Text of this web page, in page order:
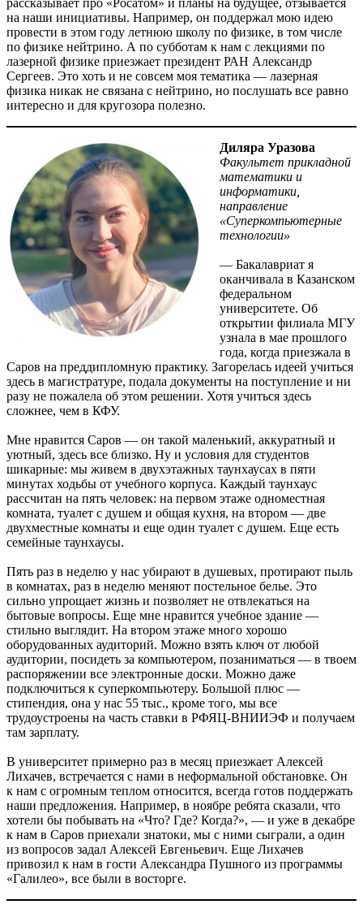
рассказывает про «Росатом» и планы на будущее, отзывается
на наши инициативы. Например, он поддержал мою идею
провести в этом году летнюю школу по физике, в том числе
по физике нейтрино. А по субботам к нам с лекциями по
лазерной физике приезжает президент РАН Александр
Сергеев. Это хоть и не совсем моя тематика — ​лазерная
физика никак не связана с нейтрино, но послушать все равно
интересно и для кругозора полезно.
Диляра Уразова
Факультет прикладной
математики и
информатики,
направление
«Суперкомпьютерные
технологии»
— Бакалавриат я
оканчивала в Казанском
федеральном
университете. Об
открытии филиала МГУ
узнала в мае прошлого
года, когда приезжала в
Саров на преддипломную практику. Загорелась идеей учиться
здесь в магистратуре, подала документы на поступление и ни
разу не пожалела об этом решении. Хотя учиться здесь
сложнее, чем в КФУ.
Мне нравится Саров — ​он такой маленький, аккуратный и
уютный, здесь все близко. Ну и условия для студентов
шикарные: мы живем в двухэтажных таунхаусах в пяти
минутах ходьбы от учебного корпуса. Каждый таунхаус
рассчитан на пять человек: на первом этаже одноместная
комната, туалет с душем и общая кухня, на втором — ​две
двухместные комнаты и еще один туалет с душем. Еще есть
семейные таунхаусы.
Пять раз в неделю у нас убирают в душевых, протирают пыль
в комнатах, раз в неделю меняют постельное белье. Это
сильно упрощает жизнь и позволяет не отвлекаться на
бытовые вопросы. Еще мне нравится учебное здание — ​
стильно выглядит. На втором этаже много хорошо
оборудованных аудиторий. Можно взять ключ от любой
аудитории, посидеть за компьютером, позаниматься — ​в твоем
распоряжении все электронные доски. Можно даже
подключиться к суперкомпьютеру. Большой плюс — ​
стипендия, она у нас 55 тыс., кроме того, мы все
трудоустроены на часть ставки в РФЯЦ-ВНИИЭФ и получаем
там зарплату.
В университет примерно раз в месяц приезжает Алексей
Лихачев, встречается с нами в неформальной обстановке. Он
к нам с огромным теплом относится, всегда готов поддержать
наши предложения. Например, в ноябре ребята сказали, что
хотели бы побывать на «Что? Где? Когда?», — ​и уже в декабре
к нам в Саров приехали знатоки, мы с ними сыграли, а один
из вопросов задал Алексей Евгеньевич. Еще Лихачев
привозил к нам в гости Александра Пушного из программы
«Галилео», все были в восторге.